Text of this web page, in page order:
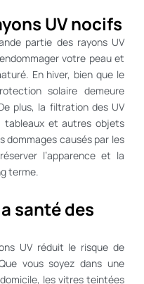
UV nocifs
partie des rayons UV
votre peau et
En hiver, bien que le
solaire demeure
plus, la filtration des UV
tableaux et autres objets
dommages causés par les
l’apparence et la
terme.
santé des
UV réduit le risque de
vous soyez dans une
les vitres teintées